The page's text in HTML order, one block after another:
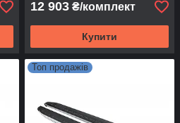
12 903 ₴/комплект
Купити
Топ продажів